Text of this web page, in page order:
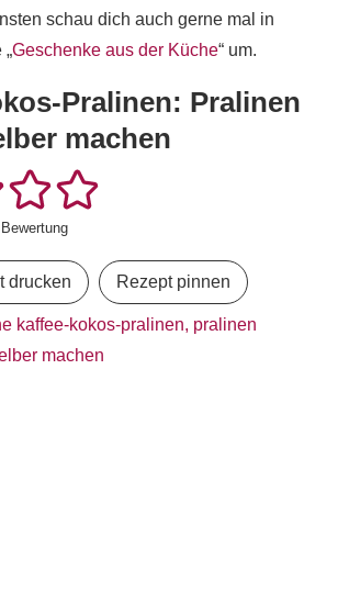
schau dich auch gerne mal in
Geschenke aus der Küche“ um.
Pralinen: Pralinen
machen
drucken Rezept pinnen